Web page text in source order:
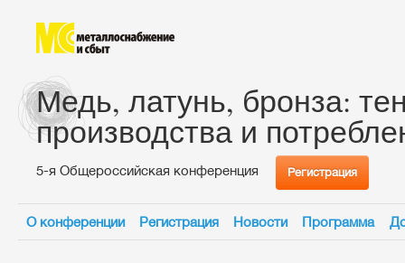
Медь, латунь, бронза:
производства и
5-я Общероссийская конференция Регистрация
О конференции Регистрация Новости Программа